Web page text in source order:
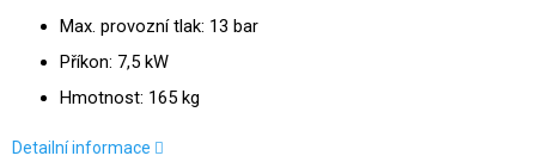
Max. provozní tlak: 13 bar
Příkon: 7,5 kW
Hmotnost: 165 kg
Detailní informace